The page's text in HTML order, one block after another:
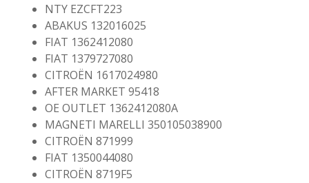
NTY EZCFT223
ABAKUS 132016025
FIAT 1362412080
FIAT 1379727080
CITROËN 1617024980
AFTER MARKET 95418
OE OUTLET 1362412080A
MAGNETI MARELLI 350105038900
CITROËN 871999
FIAT 1350044080
CITROËN 8719F5